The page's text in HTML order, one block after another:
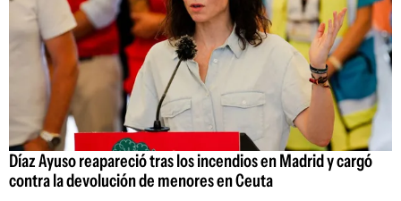
Díaz Ayuso reapareció tras los incendios en Madrid y cargó
contra la devolución de menores en Ceuta